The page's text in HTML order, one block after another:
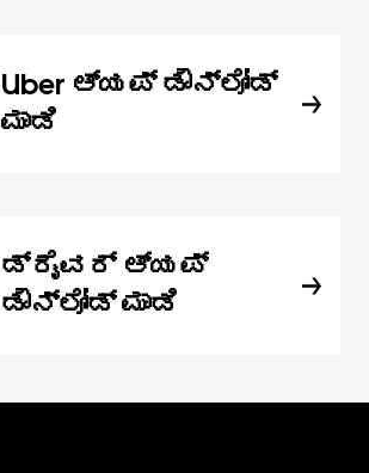
Uber ಆ್ಯಪ್‍ ಡೌನ್‌ಲೋಡ್
ಮಾಡಿ
ಡ್ರೈವರ್ ಆ್ಯಪ್
ಡೌನ್‌ಲೋಡ್ ಮಾಡಿ